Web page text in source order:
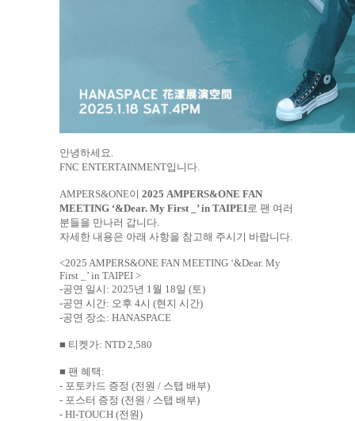
안녕하세요
FNC ENTERTAINMENT입니다
AMPERS&ONE이 2025 AMPERS&ONE FAN
MEETING ‘&Dear. My First _’ in TAIPEI로 팬 여러
분들을 만나러 갑니다
자세한 내용은 아래 사항을 참고해 주시기 바랍니다
<2025 AMPERS&ONE FAN MEETING ‘&Dear. My
First _’ in TAIPEI >
-공연 일시 : 2025년 1 월 18일 (토)
-공연 시간: 오후 4시 (현지 시간)
-공연 장소: HANASPACE
■ 티켓가: NTD 2,580
■ 팬 혜택 :
- 포토카드 증정 (전원 / 스탭 배부)
- 포스터 증정 (전원 / 스탭 배부)
- HI-TOUCH (전원)